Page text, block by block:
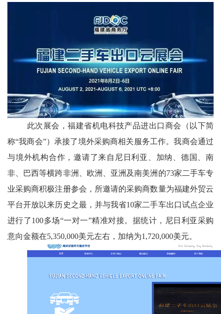
此次展会，福建省机电科技产品进出口商会（以下简
称“我商会”）承接了境外采购商相关服务工作。我商会通过
与境外机构合作，邀请了来自尼日利亚、加纳、德国、南
非、巴西等横跨非洲、欧洲、 亚洲 及南美洲的73家二手车专
业采购商积极注册参会，所邀请的采购商数量为福建外贸云
平台开放以来历史之最， 并与我省10家二手车出口试点企业
进行了100多场“一对一”精准对接。据统计，尼日利亚采购
意向金额在5,350,000美元左右 ，加纳为1,720,000美元。